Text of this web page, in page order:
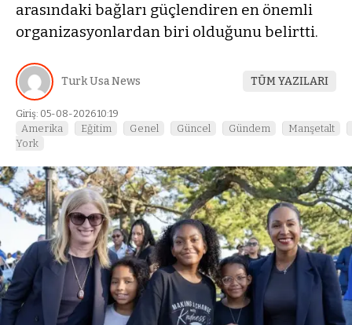
arasındaki bağları güçlendiren en önemli
organizasyonlardan biri olduğunu belirtti.
Turk Usa News TÜM YAZILARI
Giriş: 05-08-2026 10:19
Amerika Eğitim Genel Güncel Gündem
Manşetalt
York